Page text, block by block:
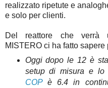
realizzato ripetute e
e solo per clienti.
Del reattore che verrà
MISTERO ci ha fatto sapere
Oggi dopo le 12 è
setup di misura e lo
COPè 6.4 in